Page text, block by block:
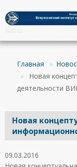
Главная »
»
Новая
деятельности
Новая
09.03.2016